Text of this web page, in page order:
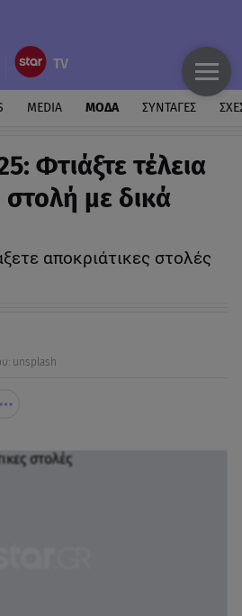
MEDIA ΜΟΔΑ ΣΥΝΤΑΓΕΣ
Φτιάξτε τέλεια
με δικά
αποκριάτικες στολές
unsplash